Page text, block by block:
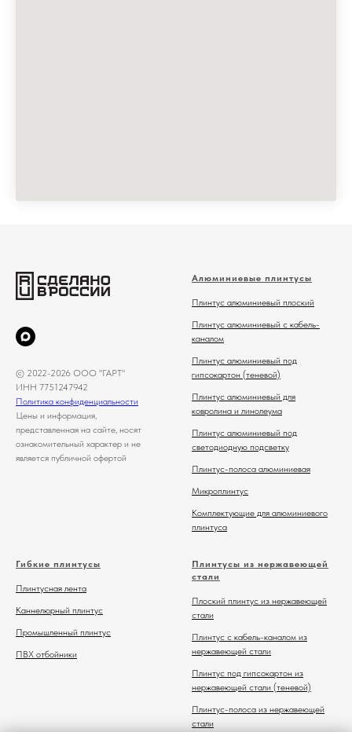
© 2022-2026 ООО "ГАРТ"
ИНН 7751247942
Политика конфиденциальности
Цены и информация,
представленная на сайте, носят
ознакомительный характер и не
является публичной офертой
Алюминиевые плинтусы
Плинтус алюминиевый плоский
Плинтус алюминиевый с кабель-
каналом
Плинтус алюминиевый под
гипсокартон (теневой)
Плинтус алюминиевый для
ковролина и линолеума
Плинтус алюминиевый под
светодиодную подсветку
Плинтус-полоса алюминиевая
Микроплинтус
Комплектующие для алюминиевого
плинтуса
Гибкие плинтусы
Плинтусная лента
Каннелюрный плинтус
Промышленный плинтус
ПВХ отбойники
Плинтусы из нержавеющей
стали
Плоский плинтус из нержавеющей
стали
Плинтус с кабель-каналом из
нержавеющей стали
Плинтус под гипсокартон из
нержавеющей стали (теневой)
Плинтус-полоса из нержавеющей
стали